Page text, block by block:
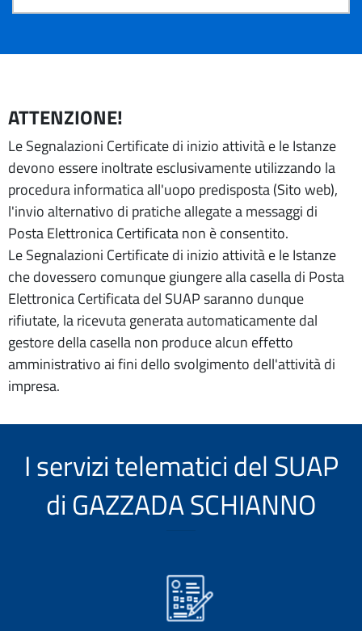
ATTENZIONE!
Le Segnalazioni Certificate di inizio attività e le Istanze
devono essere inoltrate esclusivamente utilizzando la
procedura informatica all'uopo predisposta (Sito web),
l'invio alternativo di pratiche allegate a messaggi di
Posta Elettronica Certificata non è consentito.
Le Segnalazioni Certificate di inizio attività e le Istanze
che dovessero comunque giungere alla casella di Posta
Elettronica Certificata del SUAP saranno dunque
rifiutate, la ricevuta generata automaticamente dal
gestore della casella non produce alcun effetto
amministrativo ai fini dello svolgimento dell'attività di
impresa.
I servizi telematici del SUAP
di GAZZADA SCHIANNO